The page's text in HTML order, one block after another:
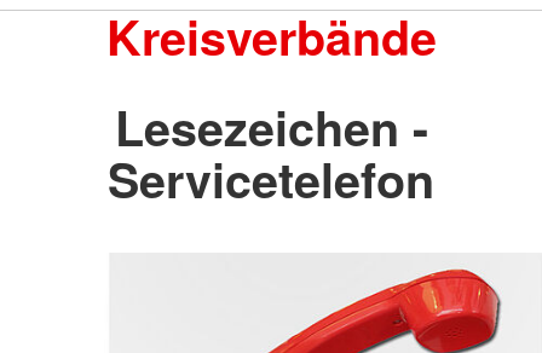
Kreisverbände
Lesezeichen -
Servicetelefon